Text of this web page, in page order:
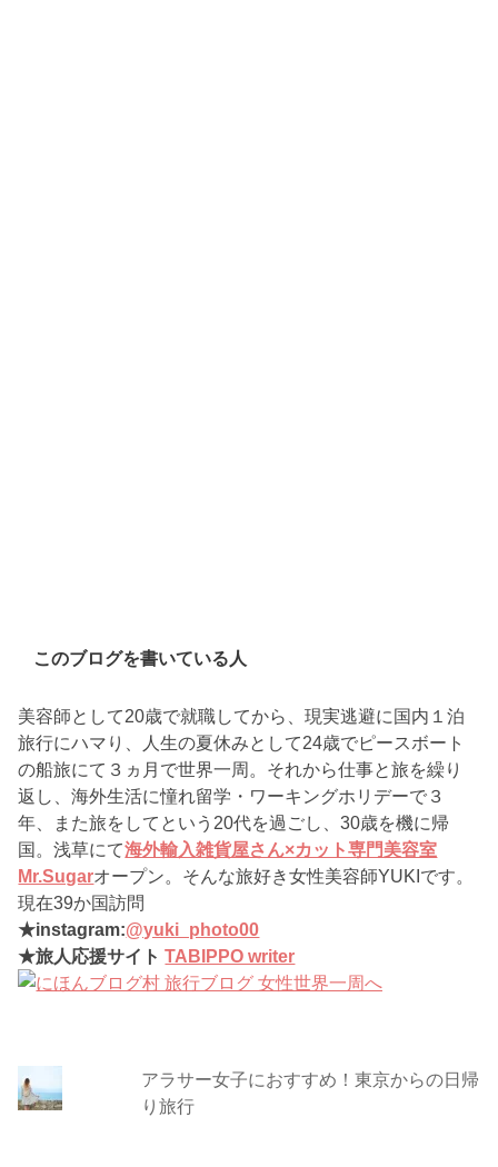
このブログを書いている人
美容師として20歳で就職してから、現実逃避に国内１泊
旅行にハマり、人生の夏休みとして24歳でピースボート
の船旅にて３ヵ月で世界一周。それから仕事と旅を繰り
返し、海外生活に憧れ留学・ワーキングホリデーで３
年、また旅をしてという20代を過ごし、30歳を機に帰
国。浅草にて海外輸入雑貨屋さん×カット専門美容室
Mr.Sugarオープン。そんな旅好き女性美容師YUKIです。
現在39か国訪問
★instagram:@yuki_photo00
★旅人応援サイトTABIPPO writer
アラサー女子におすすめ！東京からの日帰
り旅行